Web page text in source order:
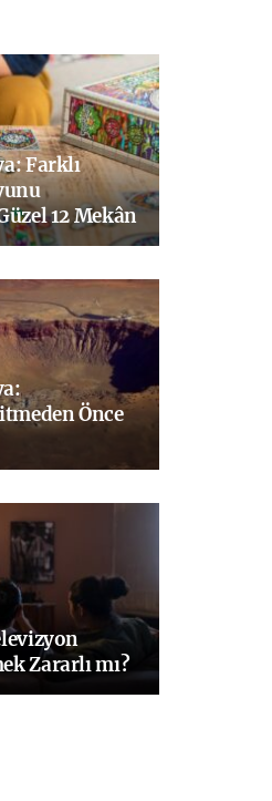
Farklı
12 Mekân
Önce
Zararlı mı?